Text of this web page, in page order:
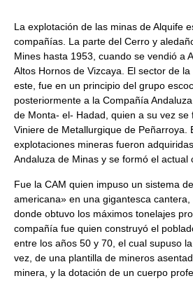
La explotación de las minas de Alquife
compañías. La parte del Cerro y
Mines hasta 1953, cuando se vendió a
Altos Hornos de Vizcaya. El sector de
este, fue en un principio del grupo
posteriormente a la Compañía
de Monta- el- Hadad, quien a su vez se
Viniere de Metallurgique de Peñarroya.
explotaciones mineras fueron
Andaluza de Minas y se formó el actual
Fue la CAM quien impuso un sistema
americana» en una gigantesca
donde obtuvo los máximos tonelajes
compañía fue quien construyó el
entre los años 50 y 70, el cual supuso
vez, de una plantilla de mineros
minera, y la dotación de un cuerpo